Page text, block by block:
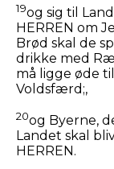
19og sig til
HERREN om
Brød skal de
drikke med
må ligge øde
Voldsfærd;,
20og Byerne,
Landet skal
HERREN.